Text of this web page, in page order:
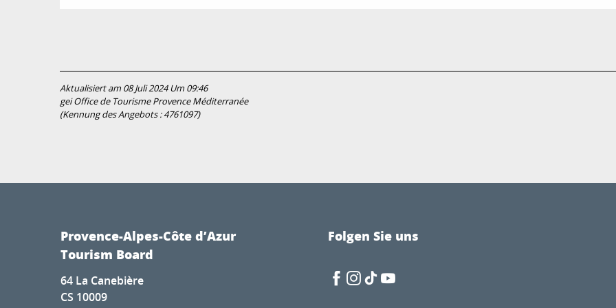
Aktualisiert am 08 Juli 2024 Um 09:46
gei Office de Tourisme Provence Méditerranée
(Kennung des Angebots :4761097)
Provence-Alpes-Côte d’Azur
Tourism Board
64 La Canebière
CS 10009
Folgen Sie uns